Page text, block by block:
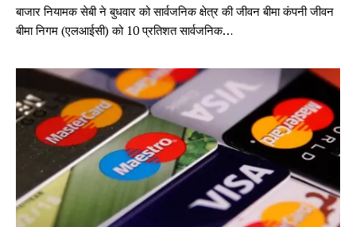
बाजार नियामक सेबी ने बुधवार को सार्वजनिक क्षेत्र की जीवन बीमा कंपनी जीवन
बीमा निगम (एलआईसी) को 10 प्रतिशत सार्वजनिक…